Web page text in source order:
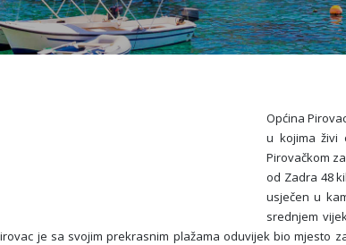
Općina
u kojima živi
Pirovačkom
od Zadra 48
usječen u
srednjem
je sa svojim prekrasnim plažama oduvijek bio mjesto